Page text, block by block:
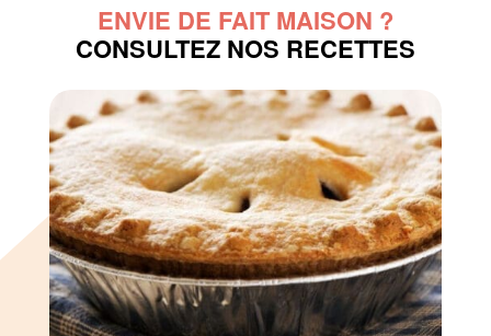
ENVIE DE FAIT MAISON ?
CONSULTEZ NOS RECETTES